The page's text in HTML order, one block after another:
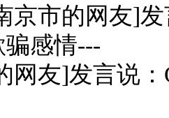
京市的网友]
感情---
网友]发言说